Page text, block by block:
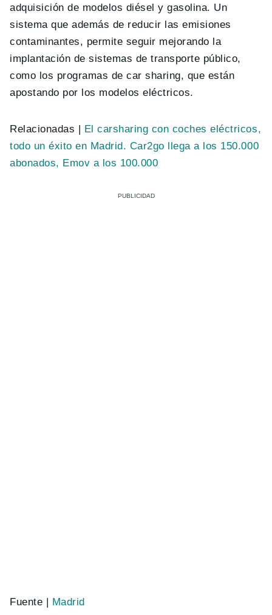
adquisición de modelos diésel y gasolina. Un
sistema que además de reducir las emisiones
contaminantes, permite seguir mejorando la
implantación de sistemas de transporte público,
como los programas de car sharing, que están
apostando por los modelos eléctricos.
Relacionadas | El carsharing con coches eléctricos,
todo un éxito en Madrid. Car2go llega a los 150.000
abonados, Emov a los 100.000
Fuente | Madrid